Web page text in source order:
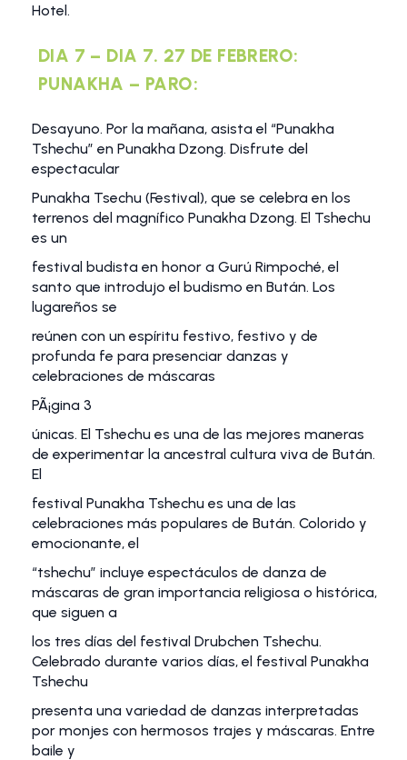
Hotel.
DIA 7 – DIA 7. 27 DE FEBRERO:
PUNAKHA – PARO:
Desayuno. Por la mañana, asista el “Punakha
Tshechu” en Punakha Dzong. Disfrute del
espectacular
Punakha Tsechu (Festival), que se celebra en los
terrenos del magnífico Punakha Dzong. El Tshechu
es un
festival budista en honor a Gurú Rimpoché, el
santo que introdujo el budismo en Bután. Los
lugareños se
reúnen con un espíritu festivo, festivo y de
profunda fe para presenciar danzas y
celebraciones de máscaras
PÃ¡gina 3
únicas. El Tshechu es una de las mejores maneras
de experimentar la ancestral cultura viva de Bután.
El
festival Punakha Tshechu es una de las
celebraciones más populares de Bután. Colorido y
emocionante, el
“tshechu” incluye espectáculos de danza de
máscaras de gran importancia religiosa o histórica,
que siguen a
los tres días del festival Drubchen Tshechu.
Celebrado durante varios días, el festival Punakha
Tshechu
presenta una variedad de danzas interpretadas
por monjes con hermosos trajes y máscaras. Entre
baile y